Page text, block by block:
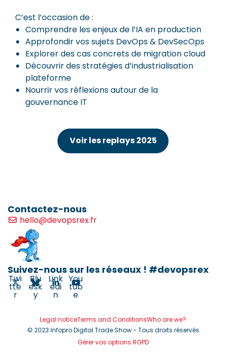
C’est l’occasion de :
Comprendre les enjeux de l’IA en production
Approfondir vos sujets DevOps & DevSecOps
Explorer des cas concrets de migration cloud
Découvrir des stratégies d’industrialisation
plateforme
Nourrir vos réflexions autour de la
gouvernance IT
Voir les replays 2025
Contactez-nous
hello@devopsrex.fr
Suivez-nous sur les réseaux ! #devopsrex
Twi
tte
r
Blu
esk
y
Link
edi
n
You
tub
e
Legal noticeTerms and ConditionsWho are we?
© 2023 Infopro Digital Trade Show - Tous droits réservés
Gérer vos options RGPD